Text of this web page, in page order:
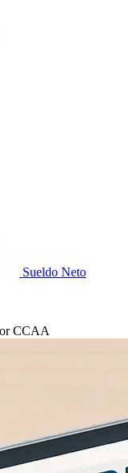
Sueldo Neto
CCAA